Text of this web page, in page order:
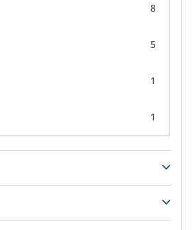
8
5
1
1